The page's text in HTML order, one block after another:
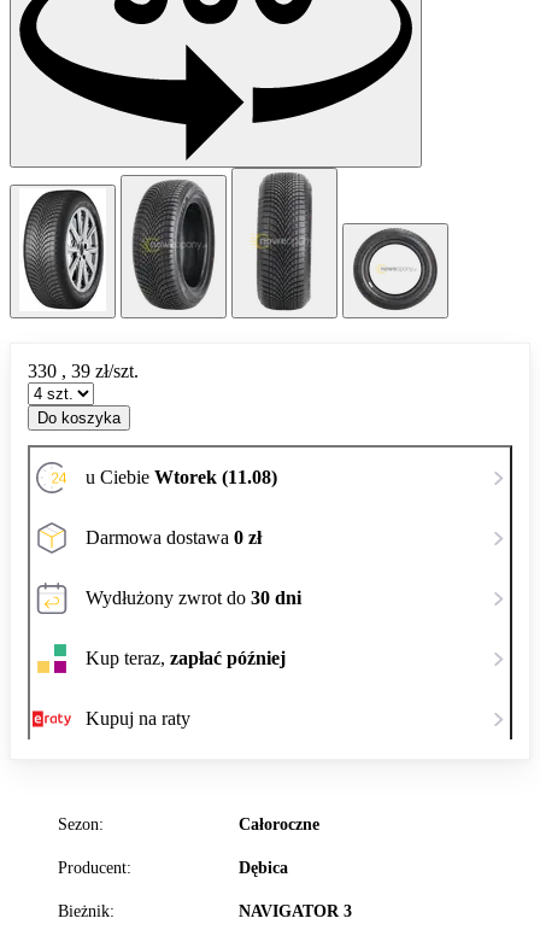
Sezon: Całoroczne
Producent: Dębica
Bieżnik: NAVIGATOR 3
330 , 39 zł/szt.
Do koszyka
u Ciebie Wtorek (11.08)
Darmowa dostawa 0 zł
Wydłużony zwrot do 30 dni
Kup teraz, zapłać później
Kupuj na raty